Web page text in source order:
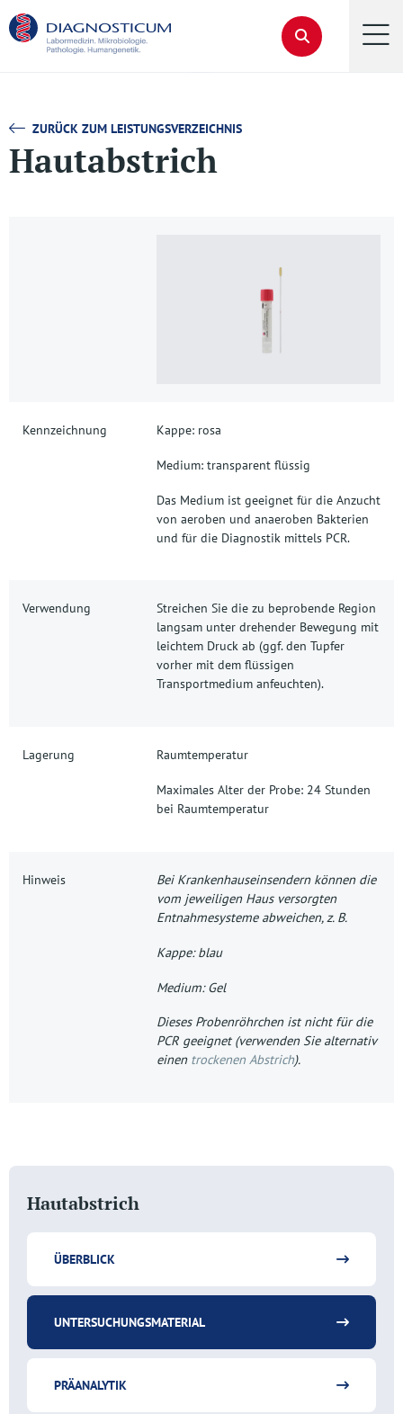
Hautabstrich
ÜBERBLICK
UNTERSUCHUNGSMATERIAL
PRÄANALYTIK
ZURÜCK ZUM LEISTUNGSVERZEICHNIS
Hautabstrich
Kennzeichnung Kappe: rosa
Medium: transparent flüssig
Das Medium ist geeignet für die Anzucht
von aeroben und anaeroben Bakterien
und für die Diagnostik mittels PCR.
Verwendung
Streichen Sie die zu beprobende Region
langsam unter drehender Bewegung mit
leichtem Druck ab (ggf. den Tupfer
vorher mit dem flüssigen
Transportmedium anfeuchten).
Lagerung Raumtemperatur
Maximales Alter der Probe: 24 Stunden
bei Raumtemperatur
Hinweis
Bei Krankenhauseinsendern können die
vom jeweiligen Haus versorgten
Entnahmesysteme abweichen, z. B.
Kappe: blau
Medium: Gel
Dieses Probenröhrchen ist nicht für die
PCR geeignet (verwenden Sie alternativ
einen trockenen Abstrich).